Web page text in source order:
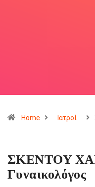
Home Ιατροί
ΣΚΕΝΤΟΥ
Γυναικολόγος